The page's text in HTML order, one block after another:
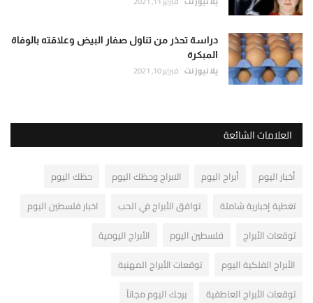
دراسة تحذر من تناول صفار البيض وعلاقته بالوفاة
المبكرة
يلا نيوز نت فبراير 10, 2021
العلامات الشائعة
أخبار اليوم أبراج اليوم الابراج وحظك اليوم
حظك اليوم
تغطية إخبارية شاملة
توافق الأبراج في الحب
اخبار فلسطين اليوم
توقعات الأبراج
فلسطين اليوم
الأبراج اليومية
الأبراج الفلكية اليوم
توقعات الأبراج المهنية
توقعات الأبراج العاطفية
برجك اليوم مجاناً